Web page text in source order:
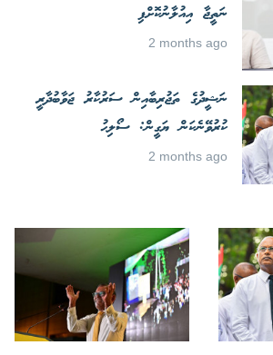
ނަތީޖާ އިއުލާނުކޮށްފި
2 months ago
ނަޝީދުގެ ތަޖުރިބާއިން ސަރުކާރު ޖަވާބުދާރީ
ކުރުވޭނެކަން ޔަގީން: ސޯލިޙު
2 months ago